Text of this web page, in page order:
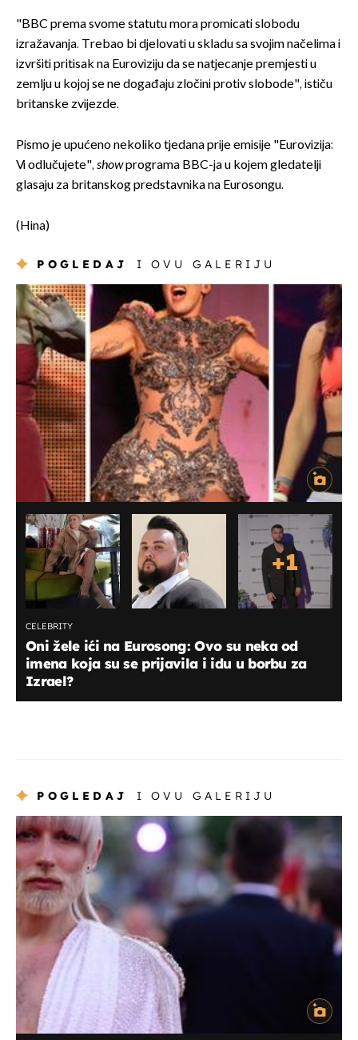
"BBC prema svome statutu mora promicati slobodu
izražavanja. Trebao bi djelovati u skladu sa svojim načelima i
izvršiti pritisak na Euroviziju da se natjecanje premjesti u
zemlju u kojoj se ne događaju zločini protiv slobode", ističu
britanske zvijezde.
Pismo je upućeno nekoliko tjedana prije emisije "Eurovizija:
Vi odlučujete",showprograma BBC-ja u kojem gledatelji
glasaju za britanskog predstavnika na Eurosongu.
(Hina)
POGLEDAJ I OVU GALERIJU
+1
CELEBRITY
Oni žele ići na Eurosong: Ovo su neka od
imena koja su se prijavila i idu u borbu za
Izrael?
POGLEDAJ I OVU GALERIJU